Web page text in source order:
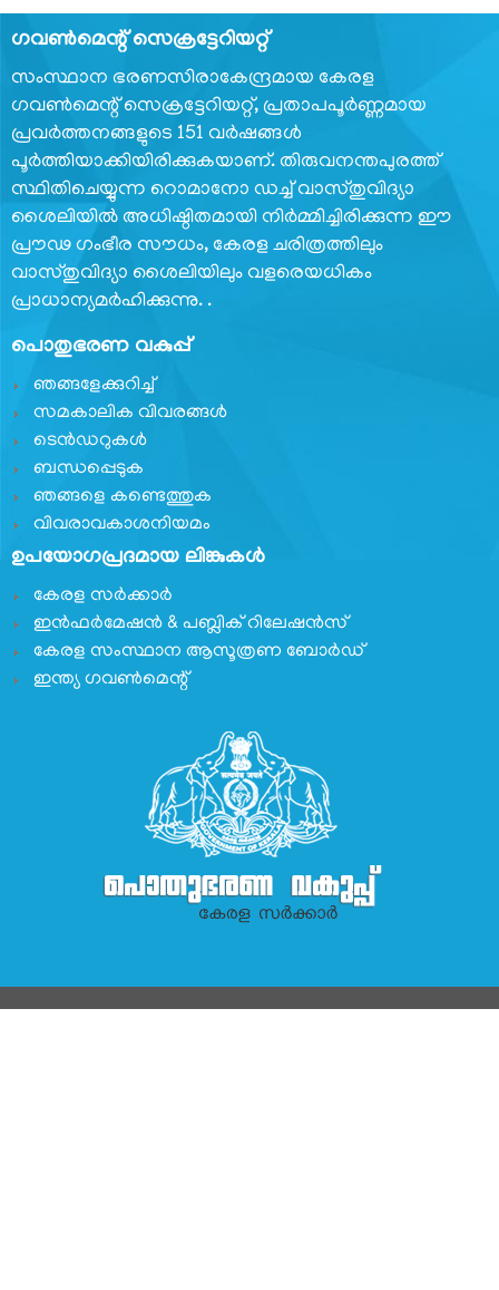
ഗവണ്‍മെന്റ് സെക്രട്ടേറിയറ്റ്
സംസ്ഥാന ഭരണസിരാകേന്ദ്രമായ കേരള
ഗവണ്‍മെന്റ് സെക്രട്ടേറിയറ്റ്, പ്രതാപപൂര്‍ണ്ണമായ
പ്രവര്‍ത്തനങ്ങളുടെ 151 വര്‍ഷങ്ങള്‍
പൂര്‍ത്തിയാക്കിയിരിക്കുകയാണ്. തിരുവനന്തപുരത്ത്
സ്ഥിതിചെയ്യുന്ന റൊമാനോ ഡച്ച് വാസ്തുവിദ്യാ
ശൈലിയില്‍ അധിഷ്ഠിതമായി നിര്‍മ്മിച്ചിരിക്കുന്ന ഈ
പ്രൗഢ ഗംഭീര സൗധം, കേരള ചരിത്രത്തിലും
വാസ്തുവിദ്യാ ശൈലിയിലും വളരെയധികം
പ്രാധാന്യമര്‍ഹിക്കുന്നു. .
പൊതുഭരണ വകുപ്പ്
ഞങ്ങളേക്കുറിച്ച്
സമകാലിക വിവരങ്ങൾ
ടെൻഡറുകൾ
ബന്ധപ്പെടുക
ഞങ്ങളെ കണ്ടെത്തുക
വിവരാവകാശനിയമം
ഉപയോഗപ്രദമായ ലിങ്കുകൾ
കേരള സർക്കാർ
ഇൻഫർമേഷൻ & പബ്ലിക് റിലേഷൻസ്
കേരള സംസ്ഥാന ആസൂത്രണ ബോർഡ്
ഇന്ത്യ ഗവണ്‍മെന്റ്